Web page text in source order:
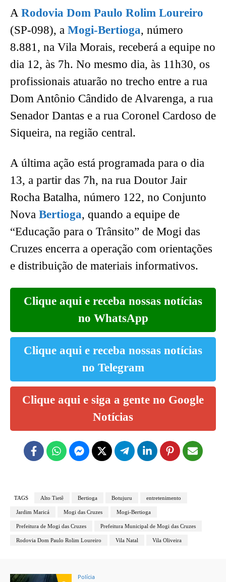
A Rodovia Dom Paulo Rolim Loureiro
(SP-098), a Mogi-Bertioga, número
8.881, na Vila Morais, receberá a equipe no
dia 12, às 7h. No mesmo dia, às 11h30, os
profissionais atuarão no trecho entre a rua
Dom Antônio Cândido de Alvarenga, a rua
Senador Dantas e a rua Coronel Cardoso de
Siqueira, na região central.
A última ação está programada para o dia
13, a partir das 7h, na rua Doutor Jair
Rocha Batalha, número 122, no Conjunto
Nova Bertioga, quando a equipe de
“Educação para o Trânsito” de Mogi das
Cruzes encerra a operação com orientações
e distribuição de materiais informativos.
Clique aqui e receba nossas notícias
no WhatsApp
Clique aqui e receba nossas notícias
no Telegram
Clique aqui e siga a gente no Google
Notícias
TAGS Alto Tietê Bertioga Botujuru entretenimento
Jardim Maricá Mogi das Cruzes Mogi-Bertioga
Prefeitura de Mogi das Cruzes Prefeitura Municipal de Mogi das Cruzes
Rodovia Dom Paulo Rolim Loureiro Vila Natal Vila Oliveira
Polícia